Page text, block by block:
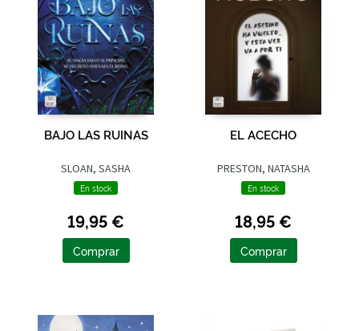
BAJO LAS RUINAS
SLOAN, SASHA
En stock
19,95 €
Comprar
EL ACECHO
PRESTON, NATASHA
En stock
18,95 €
Comprar